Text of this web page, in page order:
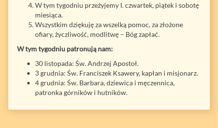
W tym tygodniu przeżyjemy I. czwartek, piątek i sobotę
miesiąca.
Wszystkim dziękuję za wszelką pomoc, za złożone
ofiary, życzliwość, modlitwę – Bóg zapłać.
W tym tygodniu patronują nam:
30 listopada: Św. Andrzej Apostoł.
3 grudnia: Św. Franciszek Ksawery, kapłan i misjonarz.
4 grudnia: Św. Barbara, dziewica i męczennica,
patronka górników i hutników.